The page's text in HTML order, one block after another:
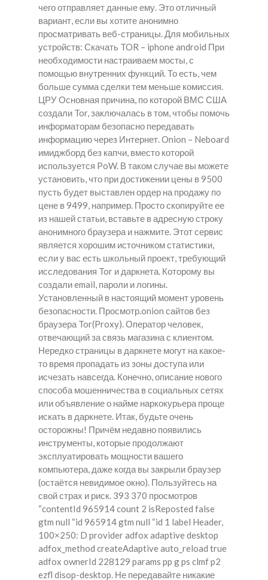
чего отправляет данные ему. Это отличный
вариант, если вы хотите анонимно
просматривать веб-страницы. Для мобильных
устройств: Скачать TOR – iphone android При
необходимости настраиваем мосты, с
помощью внутренних функций. То есть, чем
больше сумма сделки тем меньше комиссия.
ЦРУ Основная причина, по которой ВМС США
создали Tor, заключалась в том, чтобы помочь
информаторам безопасно передавать
информацию через Интернет. Onion – Neboard
имиджборд без капчи, вместо которой
используется PoW. В таком случае вы можете
установить, что при достижении цены в 9500
пусть будет выставлен ордер на продажу по
цене в 9499, например. Просто скопируйте ее
из нашей статьи, вставьте в адресную строку
анонимного браузера и нажмите. Этот сервис
является хорошим источником статистики,
если у вас есть школьный проект, требующий
исследования Tor и даркнета. Которому вы
создали email, пароли и логины.
Установленный в настоящий момент уровень
безопасности. Просмотр.onion сайтов без
браузера Tor(Proxy). Оператор человек,
отвечающий за связь магазина с клиентом.
Нередко страницы в даркнете могут на какое-
то время пропадать из зоны доступа или
исчезать навсегда. Конечно, описание нового
способа мошенничества в социальных сетях
или объявление о найме наркокурьера проще
искать в даркнете. Итак, будьте очень
осторожны! Причём недавно появились
инструменты, которые продолжают
эксплуатировать мощности вашего
компьютера, даже когда вы закрыли браузер
(остаётся невидимое окно). Пользуйтесь на
свой страх и риск. 393 370 просмотров
“contentId 965914 count 2 isReposted false
gtm null “id 965914 gtm null “id 1 label Header,
100×250: D provider adfox adaptive desktop
adfox_method createAdaptive auto_reload true
adfox ownerId 228129 params pp g ps clmf p2
ezfl disop-desktop. Не передавайте никакие